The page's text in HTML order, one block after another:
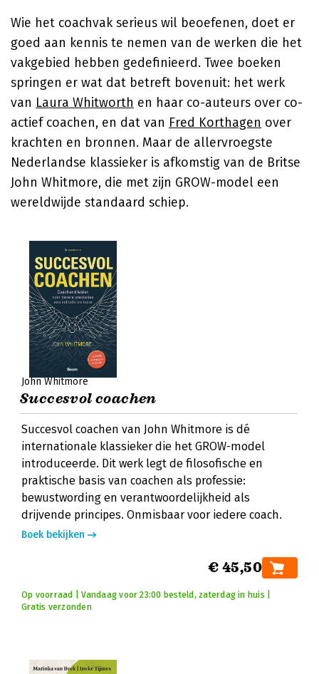
Wie het coachvak serieus wil beoefenen, doet er
goed aan kennis te nemen van de werken die het
vakgebied hebben gedefinieerd. Twee boeken
springen er wat dat betreft bovenuit: het werk
van Laura Whitworth en haar co-auteurs over co-
actief coachen, en dat van Fred Korthagen over
krachten en bronnen. Maar de allervroegste
Nederlandse klassieker is afkomstig van de Britse
John Whitmore, die met zijn GROW-model een
wereldwijde standaard schiep.
John Whitmore
Succesvol coachen
Succesvol coachen van John Whitmore is dé
internationale klassieker die het GROW-model
introduceerde. Dit werk legt de filosofische en
praktische basis van coachen als professie:
bewustwording en verantwoordelijkheid als
drijvende principes. Onmisbaar voor iedere coach.
Boek bekijken
€ 45,50
Op voorraad | Vandaag voor 23:00 besteld, zaterdag in huis |
Gratis verzonden